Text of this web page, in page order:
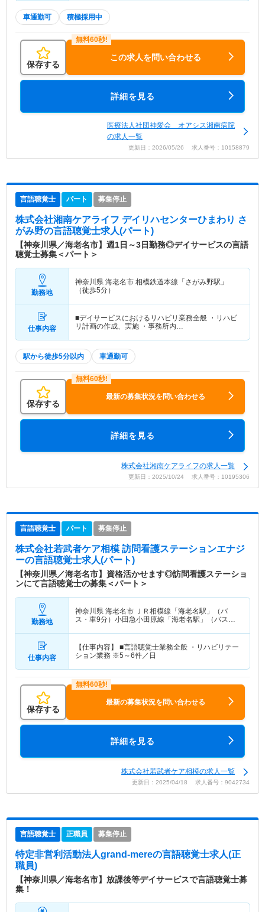
車通勤可 積極採用中
保存する
この求人を問い合わせる
詳細を見る
医療法人社団神愛会 オアシス湘南病院
の求人一覧
更新日：2026/05/26 求人番号：10158879
言語聴覚士 パート 募集停止
株式会社湘南ケアライフ デイリハセンターひまわり さ
がみ野の言語聴覚士求人(パート)
【神奈川県／海老名市】週1日～3日勤務◎デイサービスの言語
聴覚士募集＜パート＞
勤務地
神奈川県 海老名市 相模鉄道本線「さがみ野駅」
（徒歩5分）
仕事内容
■デイサービスにおけるリハビリ業務全般 ・リハビ
リ計画の作成、実施 ・事務所内…
駅から徒歩5分以内 車通勤可
保存する
最新の募集状況を問い合わせる
詳細を見る
株式会社湘南ケアライフの求人一覧
更新日：2025/10/24 求人番号：10195306
言語聴覚士 パート 募集停止
株式会社若武者ケア相模 訪問看護ステーションエナジ
ーの言語聴覚士求人(パート)
【神奈川県／海老名市】資格活かせます◎訪問看護ステーショ
ンにて言語聴覚士の募集＜パート＞
勤務地
神奈川県 海老名市 ＪＲ相模線「海老名駅」（バ
ス・車9分）小田急小田原線「海老名駅」（バス・
仕事内容
【仕事内容】 ■言語聴覚士業務全般 ・リハビリテー
ション業務 ※5～6件／日
保存する
最新の募集状況を問い合わせる
詳細を見る
株式会社若武者ケア相模の求人一覧
更新日：2025/04/18 求人番号：9042734
言語聴覚士 正職員 募集停止
特定非営利活動法人grand-mereの言語聴覚士求人(正
職員)
【神奈川県／海老名市】放課後等デイサービスで言語聴覚士募
集！